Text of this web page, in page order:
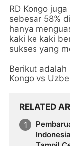
RD Kongo
sebesar 58%
hanya
kaki ke kaki
sukses yang
Berikut adalah
Kongo vs
RELATED